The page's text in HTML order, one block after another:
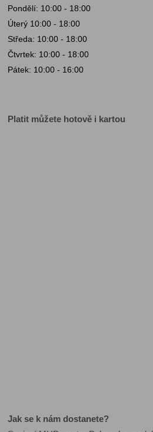
Pondělí: 10:00 - 18:00
Úterý 10:00 - 18:00
Středa: 10:00 - 18:00
Čtvrtek: 10:00 - 18:00
Pátek: 10:00 - 16:00
Platit můžete hotově i kartou
Jak se k nám dostanete?